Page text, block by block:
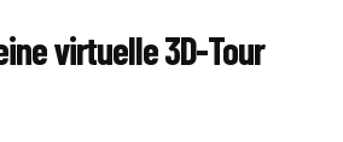
virtuelle 3D-Tour